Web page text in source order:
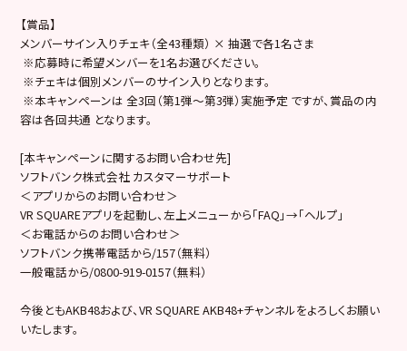
【賞品】
メンバーサイン入りチェキ（全43種類） × 抽選で各1名さま
※応募時に希望メンバーを1名お選びください。
※チェキは個別メンバーのサイン入りとなります。
※本キャンペーンは 全3回（第1弾〜第3弾）実施予定 ですが、賞品の内
容は各回共通 となります。
[本キャンペーンに関するお問い合わせ先]
ソフトバンク株式会社 カスタマーサポート
＜アプリからのお問い合わせ＞
VR SQUAREアプリを起動し、左上メニューから「FAQ」→「ヘルプ」
＜お電話からのお問い合わせ＞
ソフトバンク携帯電話から/157（無料）
一般電話から/0800-919-0157（無料）
今後ともAKB48および、VR SQUARE AKB48+チャンネルをよろしくお願い
いたします。